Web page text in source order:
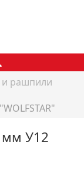
рашпили
мм У12